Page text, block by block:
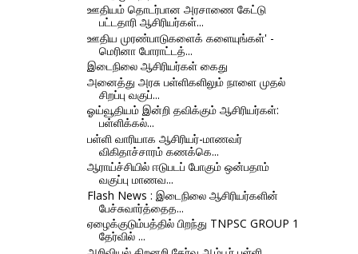
ஊதியம் தொடர்பான அரசாணை கேட்டு
பட்டதாரி ஆசிரியர்கள்...
ஊதிய முரண்பாடுகளைக் களையுங்கள்' -
மெரினா போராட்டத்...
இடைநிலை ஆசிரியர்கள் கைது
அனைத்து அரசு பள்ளிகளிலும் நாளை முதல்
சிறப்பு வகுப்...
ஓய்வூதியம் இன்றி தவிக்கும் ஆசிரியர்கள்:
பள்ளிக்கல்...
பள்ளி வாரியாக ஆசிரியர்-மாணவர்
விகிதாச்சாரம் கணக்கெ...
ஆராய்ச்சியில் ஈடுபடப் போகும் ஒன்பதாம்
வகுப்பு மாணவ...
Flash News : இடைநிலை ஆசிரியர்களின்
பேச்சுவார்த்தைத...
ஏழைக்குடும்பத்தில் பிறந்து TNPSC GROUP 1
தேர்வில் ...